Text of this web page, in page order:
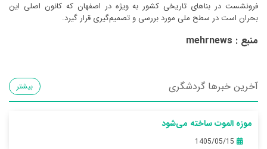
منبع : mehrnews
آخرین خبرها گردشگری بیشتر
موزه الموت ساخته می‌شود
1405/05/15